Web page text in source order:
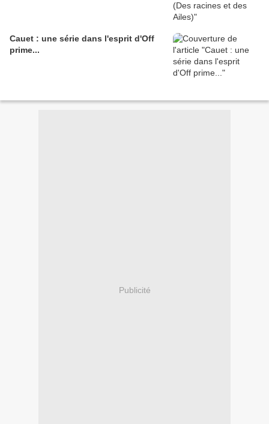
Cauet : une série dans l'esprit d'Off
prime...
Publicité